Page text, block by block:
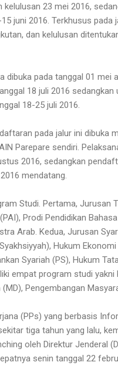
23 mei 2016,
juni 2016. Terkhusus pada
dan kelulusan
dibuka pada tanggal 01
18 juli 2016
18-25 juli 2016.
pada jalur ini dibuka
Parepare sendiri.
2016, sedangkan
mendatang.
Studi. Pertama, Jurusan
Prodi Pendidikan
Arab. Kedua, Jurusan
Hukum
Syariah (PS), Hukum
empat program studi
Pengembangan
(PPs) yang berbasis
tiga tahun yang lalu,
oleh Direktur Jenderal
senin tanggal 22